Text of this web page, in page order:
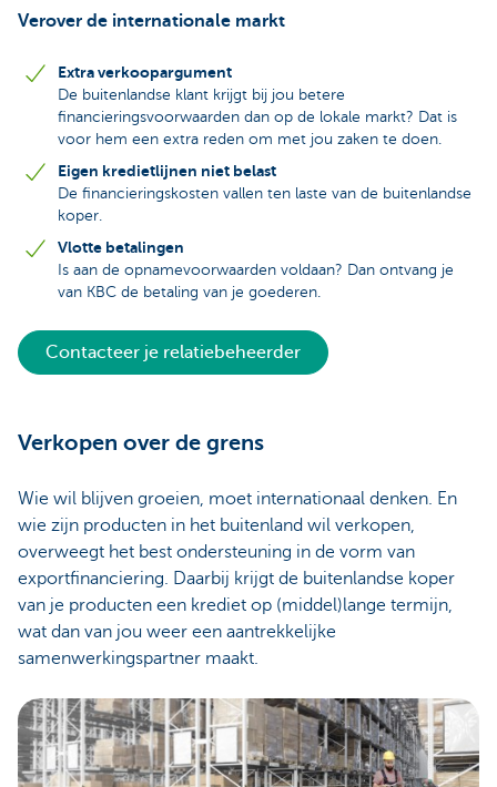
Verover de internationale markt
Extra verkoopargument
De buitenlandse klant krijgt bij jou betere
financieringsvoorwaarden dan op de lokale markt? Dat is
voor hem een extra reden om met jou zaken te doen.
Eigen kredietlijnen niet belast
De financieringskosten vallen ten laste van de buitenlandse
koper.
Vlotte betalingen
Is aan de opnamevoorwaarden voldaan? Dan ontvang je
van KBC de betaling van je goederen.
Contacteer je relatiebeheerder
Verkopen over de grens
Wie wil blijven groeien, moet internationaal denken. En
wie zijn producten in het buitenland wil verkopen,
overweegt het best ondersteuning in de vorm van
exportfinanciering. Daarbij krijgt de buitenlandse koper
van je producten een krediet op (middel)lange termijn,
wat dan van jou weer een aantrekkelijke
samenwerkingspartner maakt.